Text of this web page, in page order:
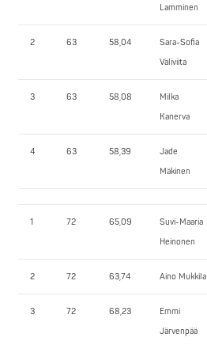
Lamminen
2 63 58,04
Sara-Sofia
Väliviita
3 63 58,08
Milka
Kanerva
4 63 58,39
Jade
Mäkinen
1 72 65,09
Suvi-Maaria
Heinonen
2 72 63,74 Aino Mukkila
3 72 68,23
Emmi
Järvenpää